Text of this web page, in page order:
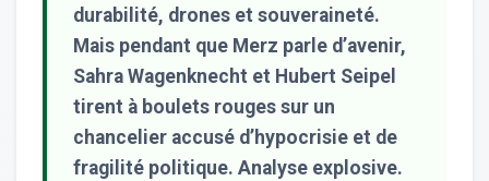
durabilité, drones et souveraineté.
Mais pendant que Merz parle d’avenir,
Sahra Wagenknecht et Hubert Seipel
tirent à boulets rouges sur un
chancelier accusé d’hypocrisie et de
fragilité politique. Analyse explosive.